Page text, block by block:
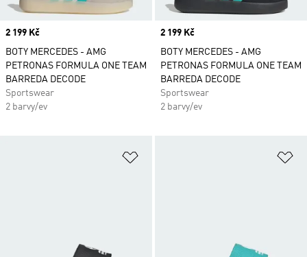
Price
2 199 Kč
BOTY MERCEDES - AMG
PETRONAS FORMULA ONE TEAM
BARREDA DECODE
Sportswear
2 barvy/ev
Price
2 199 Kč
BOTY MERCEDES - AMG
PETRONAS FORMULA ONE TEAM
BARREDA DECODE
Sportswear
2 barvy/ev